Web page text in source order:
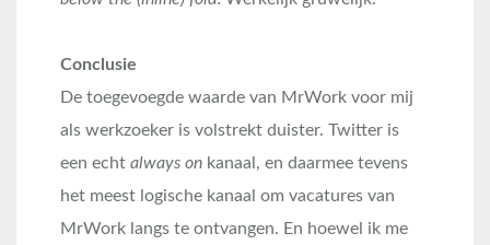
Conclusie
De toegevoegde waarde van MrWork voor mij
als werkzoeker is volstrekt duister. Twitter is
een echt always on kanaal, en daarmee tevens
het meest logische kanaal om vacatures van
MrWork langs te ontvangen. En hoewel ik me